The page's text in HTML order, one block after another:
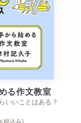
る作文教室
いいことはある？
税込み）